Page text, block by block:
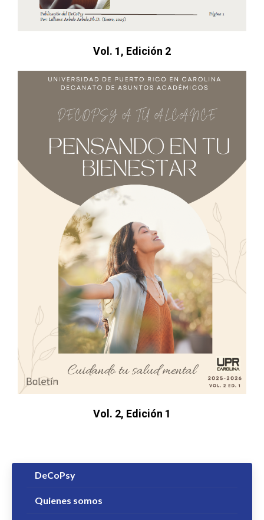
Vol. 1, Edición 2
Vol. 2, Edición 1
DeCoPsy
Quienes somos